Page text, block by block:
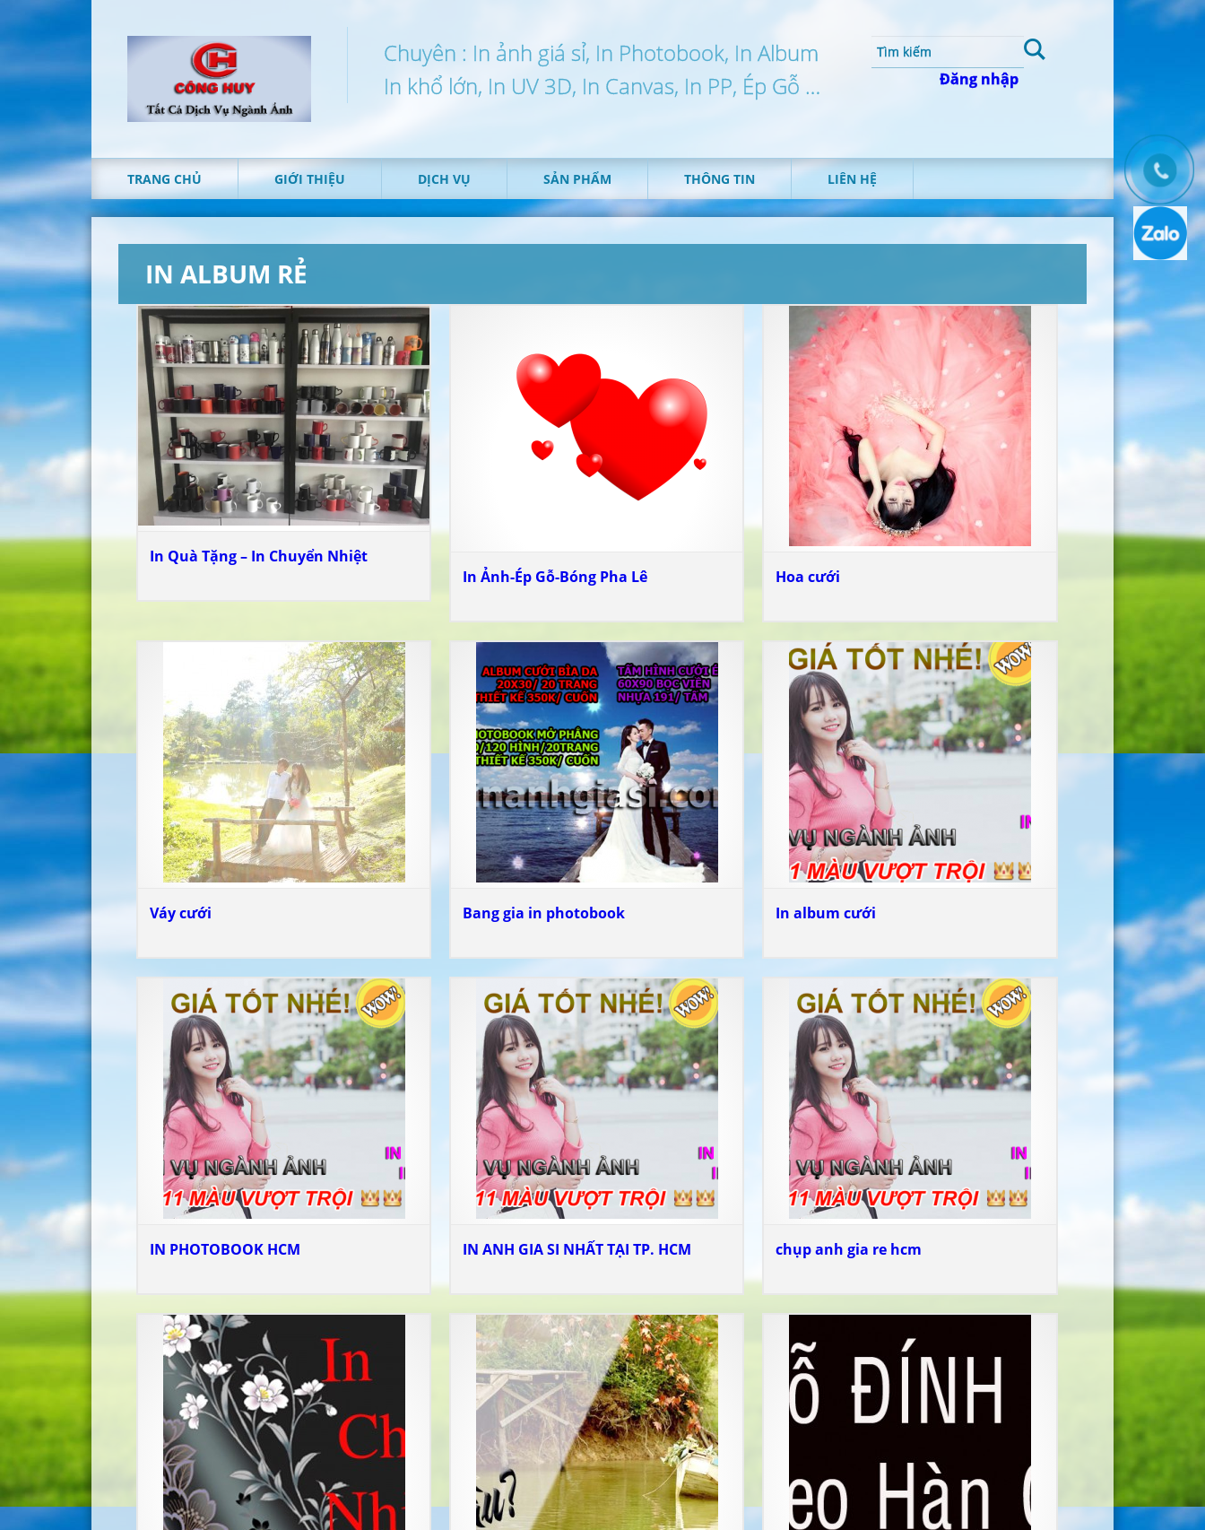
Chuyên : In ảnh giá sỉ, In Photobook, In Album
In khổ lớn, In UV 3D, In Canvas, In PP, Ép Gỗ …
Đăng nhập
TRANG CHỦ GIỚI THIỆU DỊCH VỤ SẢN PHẨM THÔNG TIN LIÊN HỆ
H
N
IN ALBUM RẺ
In Quà Tặng – In Chuyển Nhiệt
In Ảnh-Ép Gỗ-Bóng Pha Lê
Hoa cưới
Váy cưới Bang gia in photobook In album cưới
IN PHOTOBOOK HCM IN ANH GIA SI NHẤT TẠI TP. HCM chụp anh gia re hcm